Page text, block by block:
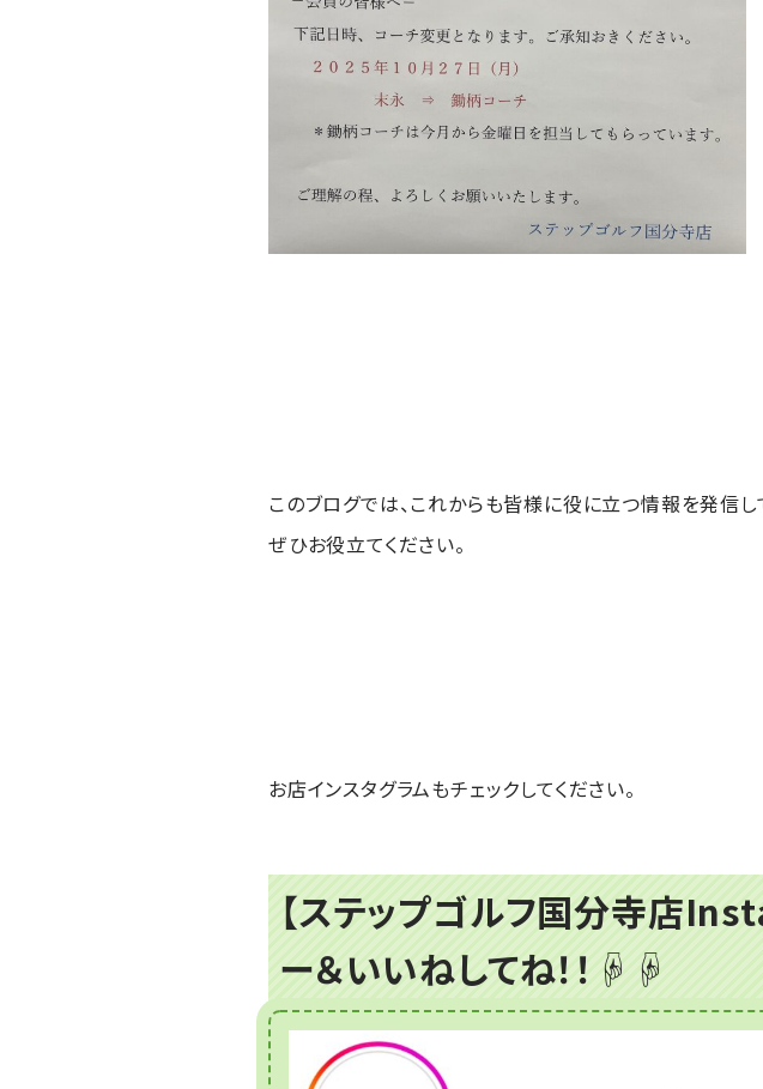
このブログでは、これからも皆様に役に立つ情報を発信し
ぜひお役立てください。
お店インスタグラムもチェックしてください。
【ステップゴルフ国分寺店
ー＆いいねしてね！！☟☟